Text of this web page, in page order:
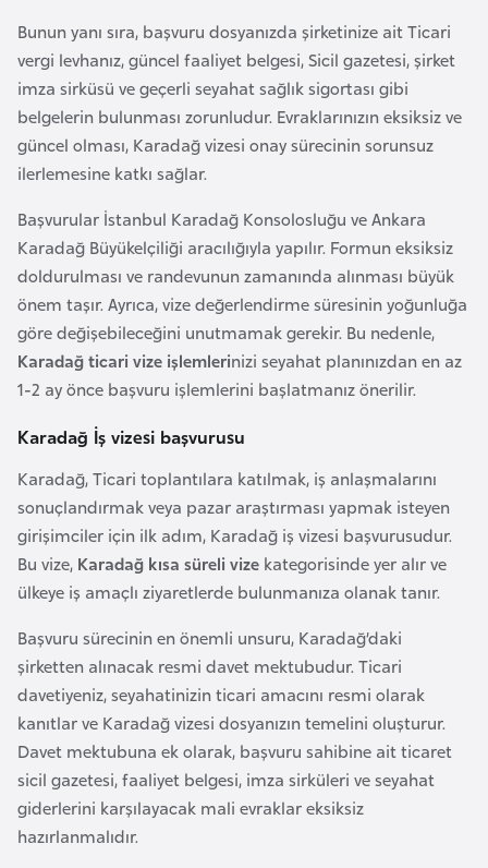
Bunun yanı sıra, başvuru dosyanızda şirketinize ait Ticari
vergi levhanız, güncel faaliyet belgesi, Sicil gazetesi, şirket
imza sirküsü ve geçerli seyahat sağlık sigortası gibi
belgelerin bulunması zorunludur. Evraklarınızın eksiksiz ve
güncel olması, Karadağ vizesi onay sürecinin sorunsuz
ilerlemesine katkı sağlar.
Başvurular İstanbul Karadağ Konsolosluğu ve Ankara
Karadağ Büyükelçiliği aracılığıyla yapılır. Formun eksiksiz
doldurulması ve randevunun zamanında alınması büyük
önem taşır. Ayrıca, vize değerlendirme süresinin yoğunluğa
göre değişebileceğini unutmamak gerekir. Bu nedenle,
Karadağ ticari vize işlemlerinizi seyahat planınızdan en az
1-2 ay önce başvuru işlemlerini başlatmanız önerilir.
Karadağ İş vizesi başvurusu
Karadağ, Ticari toplantılara katılmak, iş anlaşmalarını
sonuçlandırmak veya pazar araştırması yapmak isteyen
girişimciler için ilk adım, Karadağ iş vizesi başvurusudur.
Bu vize, Karadağ kısa süreli vize kategorisinde yer alır ve
ülkeye iş amaçlı ziyaretlerde bulunmanıza olanak tanır.
Başvuru sürecinin en önemli unsuru, Karadağ’daki
şirketten alınacak resmi davet mektubudur. Ticari
davetiyeniz, seyahatinizin ticari amacını resmi olarak
kanıtlar ve Karadağ vizesi dosyanızın temelini oluşturur.
Davet mektubuna ek olarak, başvuru sahibine ait ticaret
sicil gazetesi, faaliyet belgesi, imza sirküleri ve seyahat
giderlerini karşılayacak mali evraklar eksiksiz
hazırlanmalıdır.
B
e
l
a
r
u
s
B
e
l
ç
k
a
B
e
n
n
B
o
s
n
a